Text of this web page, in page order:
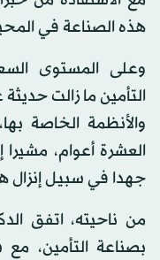
هذه الصناعة في
وعلى المستوى
التأمين ما زالت
والأنظمة الخاصة
العشرة أعوام،
جهدا في سبيل إنزال
من ناحيته، اتفق
بصناعة التأمين،